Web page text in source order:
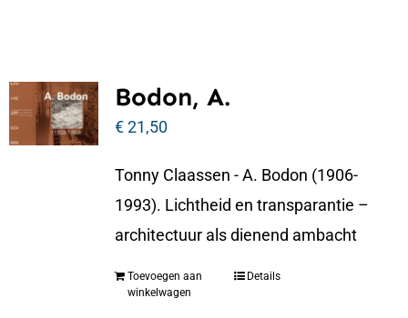
Bodon, A.
€21,50
Tonny Claassen - A. Bodon (1906-
1993). Lichtheid en transparantie –
architectuur als dienend ambacht
Toevoegen aan
winkelwagen
Details